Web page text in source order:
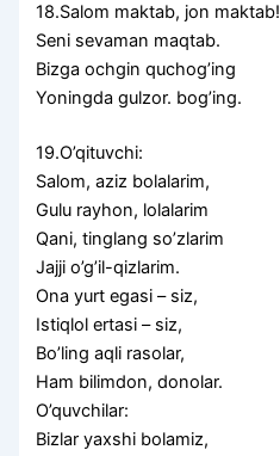
18.Salom maktab, jon maktab!
Seni sevaman maqtab.
Bizga ochgin quchog’ing
Yoningda gulzor. bog’ing.
19.O’qituvchi:
Salom, aziz bolalarim,
Gulu rayhon, lolalarim
Qani, tinglang so’zlarim
Jajji o’g’il-qizlarim.
Ona yurt egasi – siz,
Istiqlol ertasi – siz,
Bo’ling aqli rasolar,
Ham bilimdon, donolar.
O’quvchilar:
Bizlar yaxshi bolamiz,